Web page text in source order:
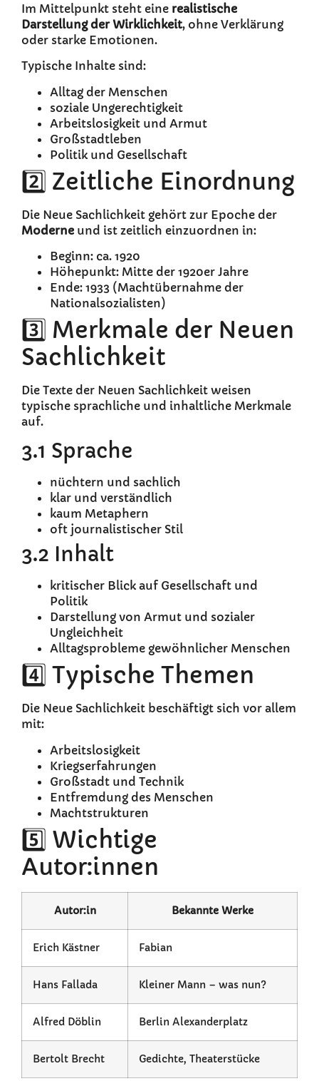
Im Mittelpunkt steht eine realistische
Darstellung der Wirklichkeit, ohne Verklärung
oder starke Emotionen.
Typische Inhalte sind:
Alltag der Menschen
soziale Ungerechtigkeit
Arbeitslosigkeit und Armut
Großstadtleben
Politik und Gesellschaft
2️⃣ Zeitliche Einordnung
Die Neue Sachlichkeit gehört zur Epoche der
Moderne und ist zeitlich einzuordnen in:
Beginn: ca. 1920
Höhepunkt: Mitte der 1920er Jahre
Ende: 1933 (Machtübernahme der
Nationalsozialisten)
3️⃣ Merkmale der Neuen
Sachlichkeit
Die Texte der Neuen Sachlichkeit weisen
typische sprachliche und inhaltliche Merkmale
auf.
3.1 Sprache
nüchtern und sachlich
klar und verständlich
kaum Metaphern
oft journalistischer Stil
3.2 Inhalt
kritischer Blick auf Gesellschaft und
Politik
Darstellung von Armut und sozialer
Ungleichheit
Alltagsprobleme gewöhnlicher Menschen
4️⃣ Typische Themen
Die Neue Sachlichkeit beschäftigt sich vor allem
mit:
Arbeitslosigkeit
Kriegserfahrungen
Großstadt und Technik
Entfremdung des Menschen
Machtstrukturen
5️⃣ Wichtige
Autor:innen
Autor:in Bekannte Werke
Erich Kästner Fabian
Hans Fallada Kleiner Mann – was nun?
Alfred Döblin Berlin Alexanderplatz
Bertolt Brecht Gedichte, Theaterstücke